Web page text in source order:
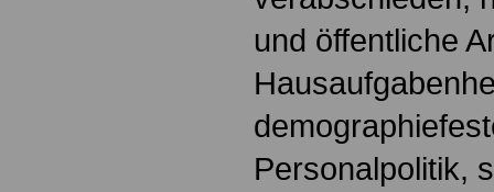
und öffentliche
Personalpolitik,